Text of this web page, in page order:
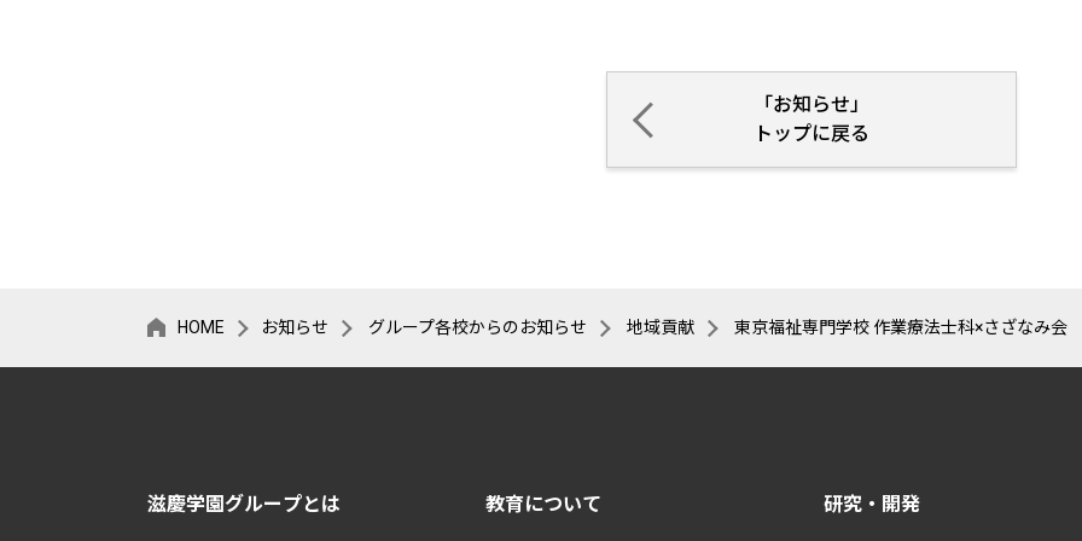
「お知らせ」
トップに戻る
HOME お知らせ グループ各校からのお知らせ 地域貢献 東京福祉専門学校 作業療法士科×さざなみ会 初コラボ！「地域の方への測定実習～オリエンテーション～」を開催し
滋慶学園グループとは 教育について 研究・開発